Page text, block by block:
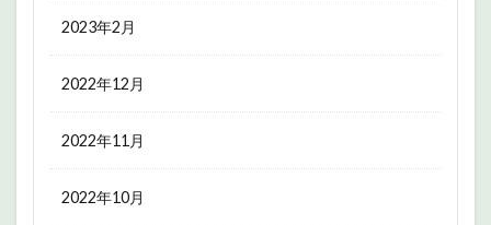
2023年2月
2022年12月
2022年11月
2022年10月